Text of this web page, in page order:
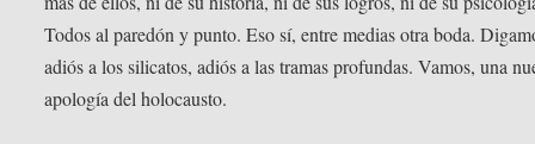
Todos al paredón y punto. Eso sí, entre medias otra boda.
adiós a los silicatos, adiós a las tramas profundas. Vamos, una
apología del holocausto.